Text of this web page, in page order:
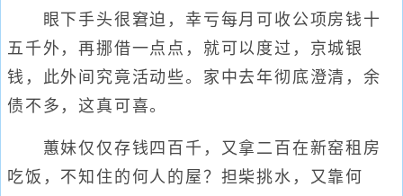
眼下手头很窘迫，幸亏每月可收公项房钱十
五千外，再挪借一点点，就可以度过，京城银
钱，此外间究竟活动些。家中去年彻底澄清，余
债不多，这真可喜。
蕙妹仅仅存钱四百千，又拿二百在新窑租房
吃饭，不知住的何人的屋？担柴挑水，又靠何